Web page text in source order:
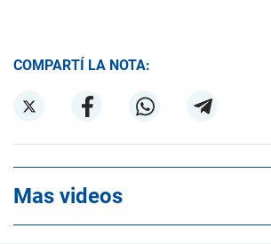
COMPARTÍ LA NOTA:
Mas videos